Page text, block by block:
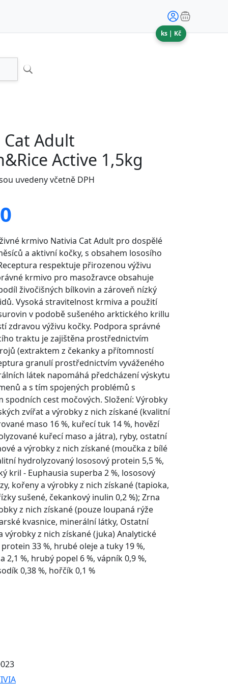
ks | Kč
Adult
Active 1,5kg
uvedeny včetně DPH
krmivo Nativia Cat Adult pro dospělé
a aktivní kočky, s obsahem lososího
respektuje přirozenou výživu
krmivo pro masožravce obsahuje
živočišných bílkovin a zároveň nízký
Vysoká stravitelnost krmiva a použití
v podobě sušeného arktického krillu
zdravou výživu kočky. Podpora správné
traktu je zajištěna prostřednictvím
(extraktem z čekanky a přítomností
granulí prostřednictvím vyváženého
látek napomáhá předcházení výskytu
a s tím spojených problémů s
spodních cest močových. Složení: Výrobky
zvířat a výrobky z nich získané (kvalitní
maso 16 %, kuřecí tuk 14 %, hovězí
kuřecí maso a játra), ryby, ostatní
a výrobky z nich získané (moučka z bílé
hydrolyzovaný lososový protein 5,5 %,
kril - Euphausia superba 2 %, lososový
kořeny a výrobky z nich získané (tapioka,
sušené, čekankový inulin 0,2 %); Zrna
z nich získané (pouze loupaná rýže
kvasnice, minerální látky, Ostatní
výrobky z nich získané (juka) Analytické
33 %, hrubé oleje a tuky 19 %,
2,1 %, hrubý popel 6 %, vápník 0,9 %,
0,38 %, hořčík 0,1 %